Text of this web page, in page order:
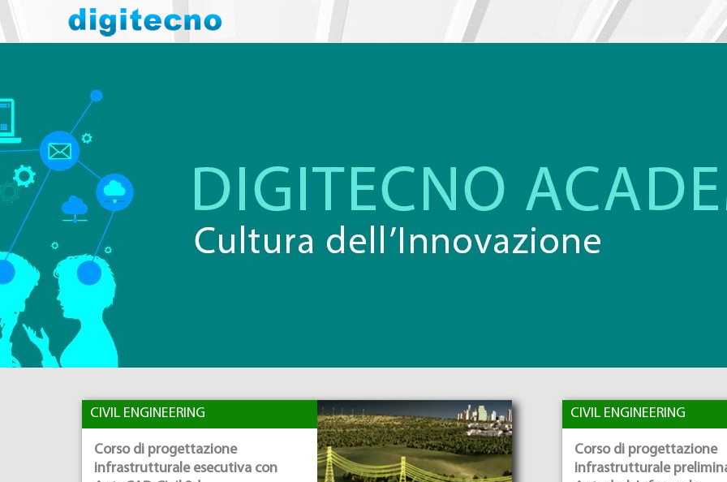
CIVIL ENGINEERING
Corso di progettazione
infrastrutturale esecutiva con
CIVIL ENGINEERING
Corso di progettazione
infrastrutturale